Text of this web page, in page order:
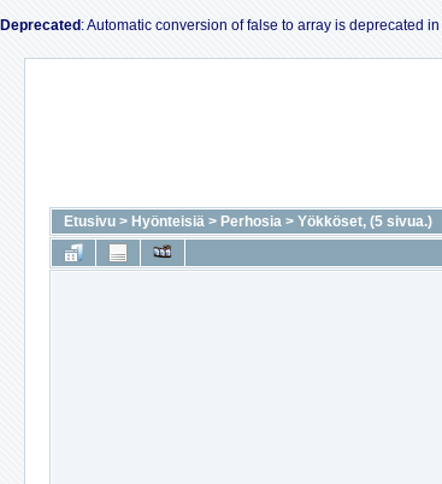
Deprecated : Automatic conversion of false to array is deprecated in
Etusivu > Hyönteisiä > Perhosia > Yökköset, (5 sivua.)